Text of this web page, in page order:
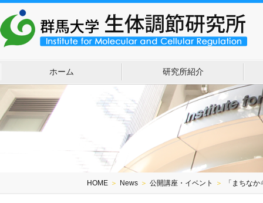
ホーム 研究所紹介
HOME ＞ News ＞ 公開講座・イベント ＞ 「まちな